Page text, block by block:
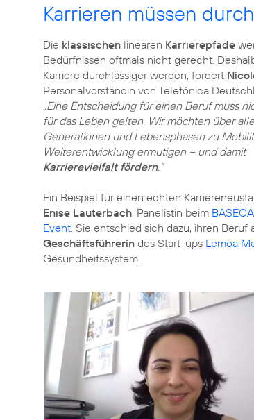
Karrieren müssen
Die klassischen linearen Karrierepfade
Bedürfnissen oftmals nicht gerecht.
Karriere durchlässiger werden, fordert
Personalvorständin von Telefónica
„Eine Entscheidung für einen Beruf muss
für das Leben gelten. Wir möchten über alle
Generationen und Lebensphasen zu
Weiterentwicklung ermutigen – und damit
Karrierevielfalt fördern."
Ein Beispiel für einen echten
Enise Lauterbach, Panelistin beim
Event. Sie entschied sich dazu, ihren
Geschäftsführerin des Start-ups Lemoa
Gesundheitssystem.